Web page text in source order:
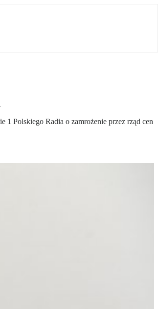
Polskiego Radia o zamrożenie przez rząd cen